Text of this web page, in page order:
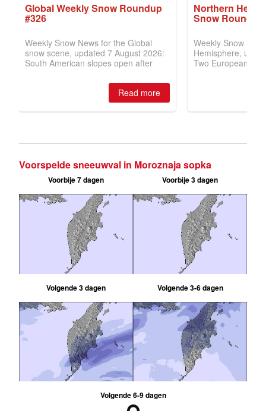
Voorspelde sneeuwval in Moroznaja sopka
Voorbije 7 dagen Voorbije 3 dagen
Volgende 3 dagen Volgende 3-6 dagen
Volgende 6-9 dagen